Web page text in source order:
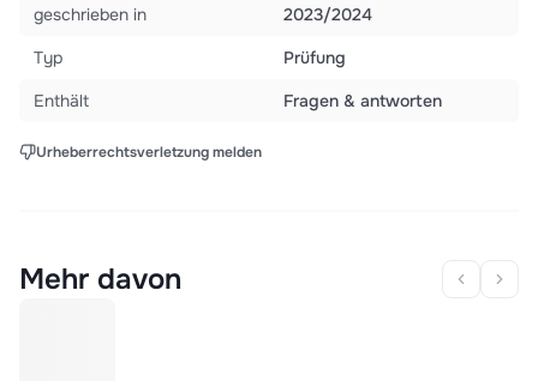
geschrieben in
2023/2024
Typ
Prüfung
Enthält
Fragen & antworten
Urheberrechtsverletzung melden
Mehr davon